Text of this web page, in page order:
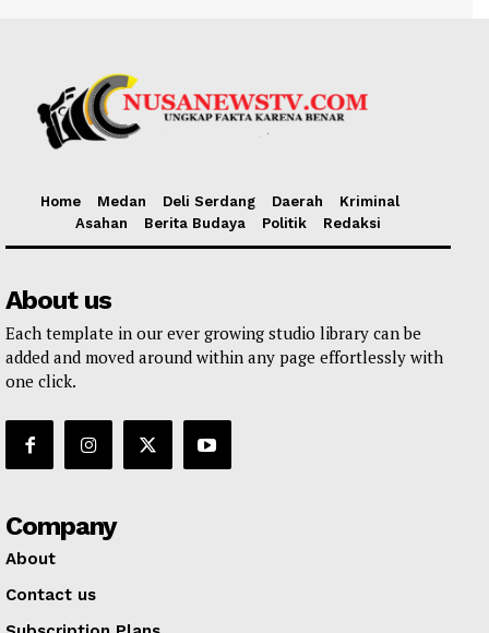
Home Medan Deli Serdang Daerah
Kriminal
Asahan
Berita Budaya Politik Redaksi
About us
Each template in our ever growing studio library can be
added and moved around within any page effortlessly with
one click.
Company
About
Contact us